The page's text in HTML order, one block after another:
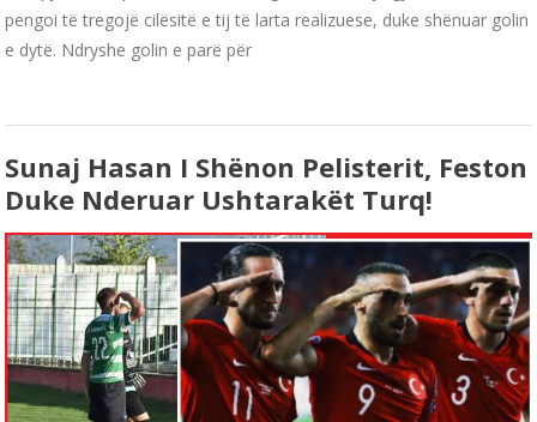
pengoi të tregojë cilësitë e tij të larta realizuese, duke shënuar golin
e dytë. Ndryshe golin e parë për
Sunaj Hasan I Shënon Pelisterit, Feston
Duke Nderuar Ushtarakët Turq!